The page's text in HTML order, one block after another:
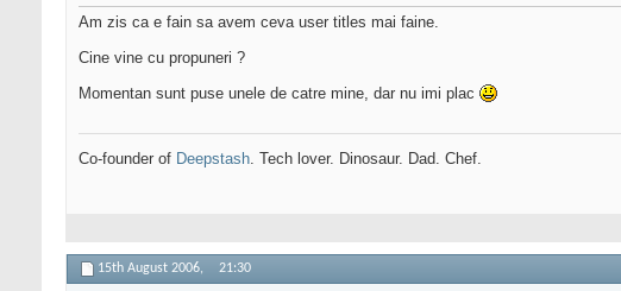
Am zis ca e fain sa avem ceva user titles mai faine.
Cine vine cu propuneri ?
Momentan sunt puse unele de catre mine, dar nu imi plac
Co-founder of Deepstash. Tech lover. Dinosaur. Dad. Chef.
15th August 2006, 21:30